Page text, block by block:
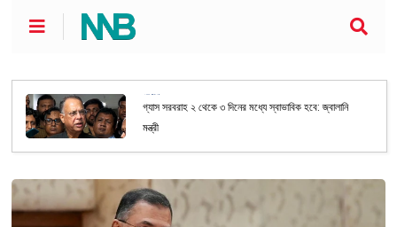
গ্যাস সরবরাহ ২ থেকে ৩ দিনের মধ্যে স্বাভাবিক হবে: জ্বালানি
মন্ত্রী